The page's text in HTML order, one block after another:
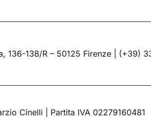
136-138/R – 50125 Firenze | (+39)
Cinelli | Partita IVA 02279160481